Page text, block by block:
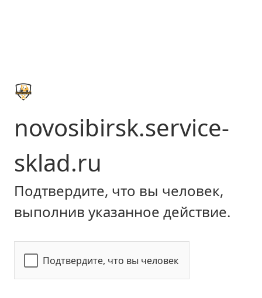
novosibirsk.service-
sklad.ru
Подтвердите, что вы человек,
выполнив указанное действие.
Подтвердите, что вы человек